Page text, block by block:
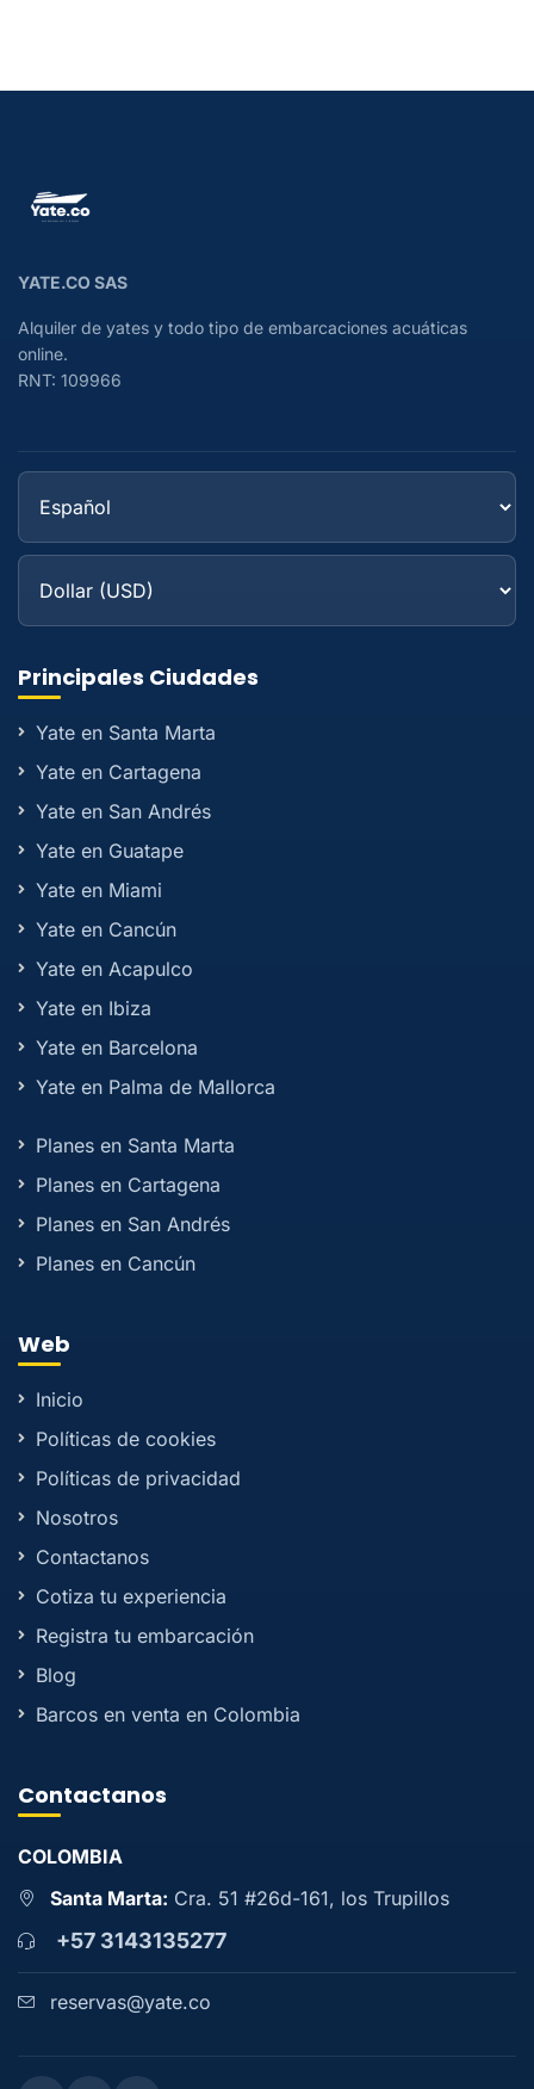
YATE.CO SAS
Alquiler de yates y todo tipo de embarcaciones acuáticas
online.
RNT: 109966
Principales Ciudades
Yate en Santa Marta
Yate en Cartagena
Yate en San Andrés
Yate en Guatape
Yate en Miami
Yate en Cancún
Yate en Acapulco
Yate en Ibiza
Yate en Barcelona
Yate en Palma de Mallorca
Planes en Santa Marta
Planes en Cartagena
Planes en San Andrés
Planes en Cancún
Web
Inicio
Políticas de cookies
Políticas de privacidad
Nosotros
Contactanos
Cotiza tu experiencia
Registra tu embarcación
Blog
Barcos en venta en Colombia
Contactanos
COLOMBIA
Santa Marta: Cra. 51 #26d-161, los Trupillos
+57 3143135277
reservas@yate.co